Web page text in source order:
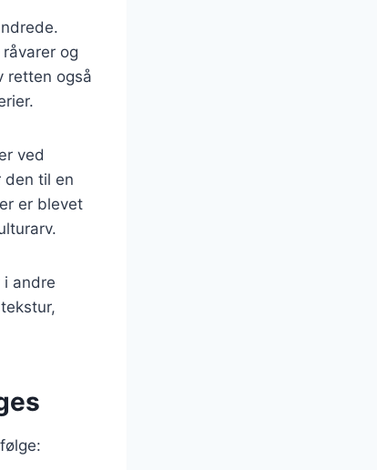
og
retten også
ved
den til en
er blevet
andre